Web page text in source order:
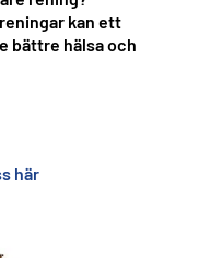
kan ett
bättre hälsa och
här